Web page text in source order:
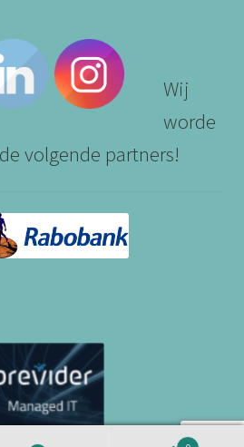
Wij
worde
volgende partners!